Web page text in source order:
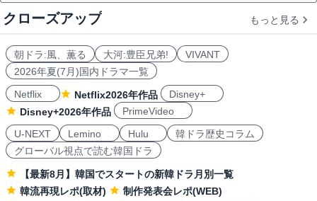
クローズアップ もっと見る
朝ドラ:風、薫る 大河:豊臣兄弟!
VIVANT
2026年夏(7月)国内ドラマ一覧
Netflix
Netflix2026年作品
Disney+
Disney+2026年作品
PrimeVideo
U-NEXT
Lemino Hulu
韓ドラ歴史コラム
グローバル視点で読む韓国ドラ
【最新8月】韓国でスタートの新韓ドラ月別一覧
韓流再現レポ(取材)
制作発表会レポ(WEB)